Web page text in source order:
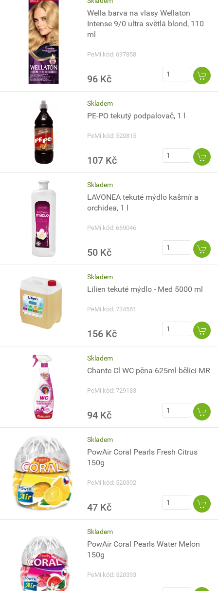
Wella barva na vlasy Wellaton
Intense 9/0 ultra světlá blond, 110
ml
PeMi kód: 697858
96 Kč
Skladem
PE-PO tekutý podpalovač, 1 l
PeMi kód: 520815
107 Kč
Skladem
LAVONEA tekuté mýdlo kašmír a
orchidea, 1 l
PeMi kód: 669046
50 Kč
Skladem
Lilien tekuté mýdlo - Med 5000 ml
PeMi kód: 734551
156 Kč
Skladem
Chante Cl WC pěna 625ml bělící MR
PeMi kód: 729183
94 Kč
Skladem
PowAir Coral Pearls Fresh Citrus
150g
PeMi kód: 520392
47 Kč
Skladem
PowAir Coral Pearls Water Melon
150g
PeMi kód: 520393